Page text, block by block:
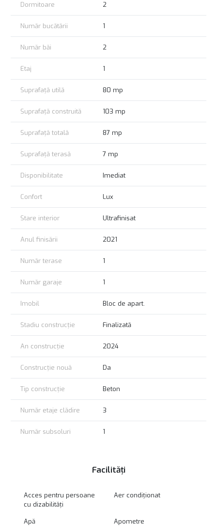
Este la prima inchiriere, amenajat cu finisaje premium, utilat cu
electrocasnice de ultima generatie, cu aer conditionat in fiecare
camera, parchet din lemn triplustratificat, centrala proprie,
incalzire in pardoseala, ferestre mari astfel incat apartamentul
este foarte luminos pe tot parcursul zilei.
Va asteptam cu drag sa descoperiti si celelalte beneficii ale
acestui minunat imobil!
Dormitoare 2
Număr bucătării 1
Număr băi 2
Etaj 1
Suprafață utilă 80 mp
Suprafață construită 103 mp
Suprafață totală 87 mp
Suprafață terasă 7 mp
Disponibilitate Imediat
Confort Lux
Stare interior Ultrafinisat
Anul finisării 2021
Număr terase 1
Număr garaje 1
Imobil Bloc de apart.
Stadiu construcție Finalizată
An construcție 2024
Construcție nouă Da
Tip construcție Beton
Număr etaje clădire 3
Număr subsoluri 1
Facilități
Acces pentru persoane
cu dizabilități
Aer condiționat
Apă Apometre